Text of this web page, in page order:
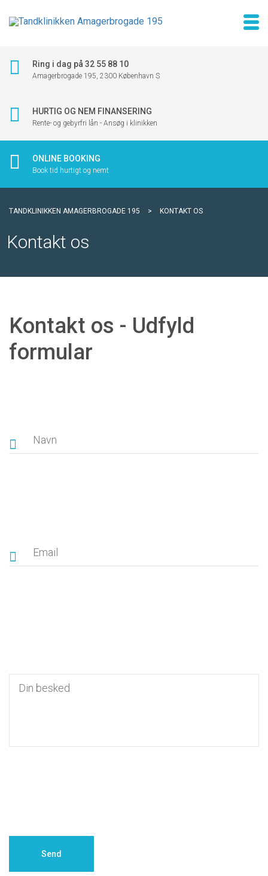
Ring i dag på 32 55 88 10
Amagerbrogade 195, 2300 København S
HURTIG OG NEM FINANSERING
Rente- og gebyrfri lån - Ansøg i klinikken
ONLINE BOOKING
Book tid hurtigt og nemt
TANDKLINIKKEN AMAGERBROGADE 195 > KONTAKT OS
Kontakt os
Kontakt os - Udfyld
formular